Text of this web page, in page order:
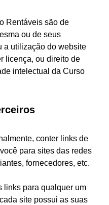
Rentáveis são de
ou de seus
a utilização do website
licença, ou direito de
intelectual da Curso
conter links de
para sites das redes
fornecedores, etc.
links para qualquer um
site possui as suas